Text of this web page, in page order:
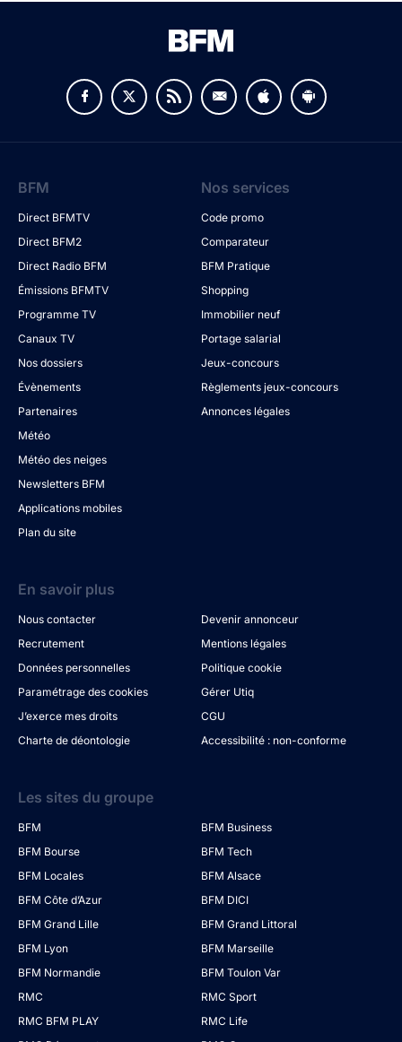
BFM
Direct BFMTV
Direct BFM2
Direct Radio BFM
Émissions BFMTV
Programme TV
Canaux TV
Nos dossiers
Évènements
Partenaires
Météo
Météo des neiges
Newsletters BFM
Applications mobiles
Plan du site
Nos services
Code promo
Comparateur
BFM Pratique
Shopping
Immobilier neuf
Portage salarial
Jeux-concours
Règlements jeux-concours
Annonces légales
En savoir plus
Nous contacter
Devenir annonceur
Recrutement
Mentions légales
Données personnelles
Politique cookie
Paramétrage des cookies
Gérer Utiq
J’exerce mes droits
CGU
Charte de déontologie
Accessibilité : non-conforme
Les sites du groupe
BFM
BFM Business
BFM Bourse
BFM Tech
BFM Locales
BFM Alsace
BFM Côte d’Azur
BFM DICI
BFM Grand Lille
BFM Grand Littoral
BFM Lyon
BFM Marseille
BFM Normandie
BFM Toulon Var
RMC
RMC Sport
RMC BFM PLAY
RMC Life